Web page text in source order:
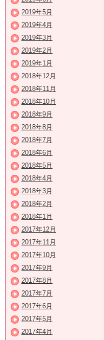
2019年5月
2019年4月
2019年3月
2019年2月
2019年1月
2018年12月
2018年11月
2018年10月
2018年9月
2018年8月
2018年7月
2018年6月
2018年5月
2018年4月
2018年3月
2018年2月
2018年1月
2017年12月
2017年11月
2017年10月
2017年9月
2017年8月
2017年7月
2017年6月
2017年5月
2017年4月